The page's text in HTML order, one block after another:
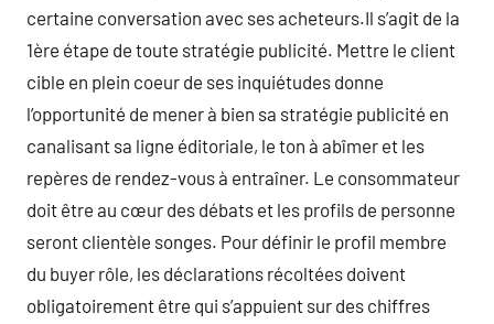
certaine conversation avec ses acheteurs.Il s’agit de la
1ère étape de toute stratégie publicité. Mettre le client
cible en plein coeur de ses inquiétudes donne
l’opportunité de mener à bien sa stratégie publicité en
canalisant sa ligne éditoriale, le ton à abîmer et les
repères de rendez-vous à entraîner. Le consommateur
doit être au cœur des débats et les profils de personne
seront clientèle songes. Pour définir le profil membre
du buyer rôle, les déclarations récoltées doivent
obligatoirement être qui s’appuient sur des chiffres